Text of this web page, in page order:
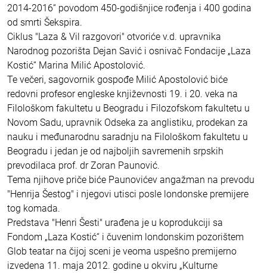
2014-2016“ povodom 450-godišnjice rođenja i 400 godina
od smrti Šekspira.
Ciklus "Laza & Vil razgovori" otvoriće v.d. upravnika
Narodnog pozorišta Dejan Savić i osnivač Fondacije „Laza
Kostić“ Marina Milić Apostolović.
Te večeri, sagovornik gospođe Milić Apostolović biće
redovni profesor engleske književnosti 19. i 20. veka na
Filološkom fakultetu u Beogradu i Filozofskom fakultetu u
Novom Sadu, upravnik Odseka za anglistiku, prodekan za
nauku i međunarodnu saradnju na Filološkom fakultetu u
Beogradu i jedan je od najboljih savremenih srpskih
prevodilaca prof. dr Zoran Paunović.
Tema njihove priče biće Paunovićev angažman na prevodu
"Henrija Šestog" i njegovi utisci posle londonske premijere
tog komada.
Predstava "Henri Šesti" urađena je u koprodukciji sa
Fondom „Laza Kostić“ i čuvenim londonskim pozorištem
Glob teatar na čijoj sceni je veoma uspešno premijerno
izvedena 11. maja 2012. godine u okviru „Kulturne